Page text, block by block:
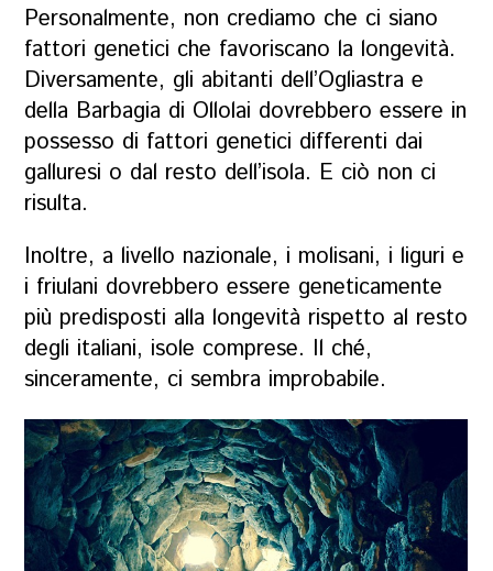
Personalmente, non crediamo che ci siano
fattori genetici che favoriscano la longevità.
Diversamente, gli abitanti dell’Ogliastra e
della Barbagia di Ollolai dovrebbero essere in
possesso di fattori genetici differenti dai
galluresi o dal resto dell’isola. E ciò non ci
risulta.
Inoltre, a livello nazionale, i molisani, i liguri e
i friulani dovrebbero essere geneticamente
più predisposti alla longevità rispetto al resto
degli italiani, isole comprese. Il ché,
sinceramente, ci sembra improbabile.